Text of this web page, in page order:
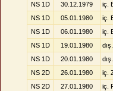
NS 1D
30.12.1979 iç.
NS 1D
05.01.1980 iç.
NS 1D
06.01.1980 iç.
NS 1D
19.01.1980
NS 1D
20.01.1980
NS 2D
26.01.1980 iç.
NS 2D
27.01.1980 iç.